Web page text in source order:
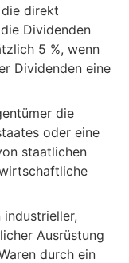
direkt
Dividenden
5 %, wenn
Dividenden eine
die
oder eine
staatlichen
Ausrüstung
durch ein